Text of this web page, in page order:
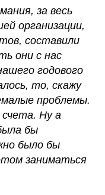
за весь
организации,
составили
они с нас
годового
то, скажу
проблемы.
Ну а
бы
было бы
заниматься